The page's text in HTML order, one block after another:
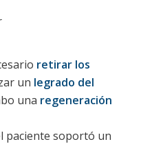
retirar los
un legrado del
una regeneración
paciente soportó un